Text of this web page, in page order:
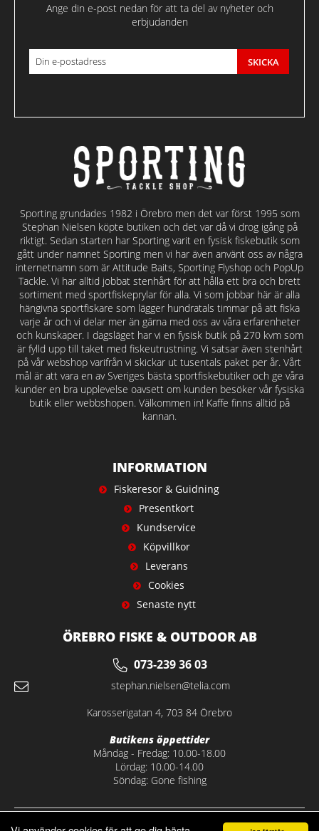
Ange din e-post nedan för att ta del av nyheter och
erbjudanden
SKICKA
Sporting grundades 1982 i Örebro men det var först 1995 som
Stephan Nielsen köpte butiken och det var då vi drog igång på
riktigt. Sedan starten har Sporting varit en fysisk fiskebutik som
gått under namnet Sporting men vi har även använt oss av några
internetnamn som är Attitude Baits, Sporting Flyshop och PopUp
Tackle. Vi har alltid jobbat stenhårt för att hålla ett bra och brett
sortiment med sportfiskeprylar för alla. Vi som jobbar här är alla
hängivna sportfiskare som lägger hundratals timmar på att fiska
varje år och vi delar mer än gärna med oss av våra erfarenheter
och kunskaper. I dagsläget har vi en fysisk butik på 270 kvm som
är fylld upp till taket med fiskeutrustning. Vi satsar även stenhårt
på vår webshop varifrån vi skickar ut tusentals paket per år. Vårt
mål är att vara en av Sveriges bästa sportfiskebutiker och ge våra
kunder en bra upplevelse oavsett om kunden besöker vår fysiska
butik eller webbshopen. Välkommen in! Kaffe finns alltid på
kannan.
INFORMATION
Fiskeresor & Guidning
Presentkort
Kundservice
Köpvillkor
Leverans
Cookies
Senaste nytt
ÖREBRO FISKE & OUTDOOR AB
073-239 36 03
stephan.nielsen@telia.com
Karosserigatan 4, 703 84 Örebro
Butikens öppettider
Måndag - Fredag: 10.00-18.00
Lördag: 10.00-14.00
Söndag: Gone fishing